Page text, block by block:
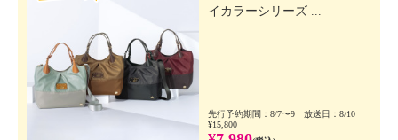
イカラーシリーズ ...
先行予約期間：8/7〜9 放送日：8/10
¥15,800